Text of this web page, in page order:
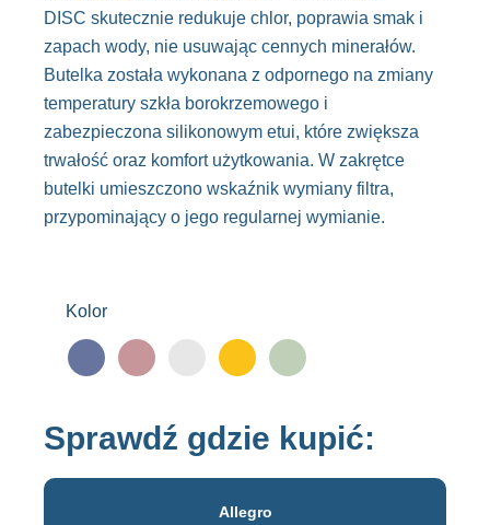
DISC skutecznie redukuje chlor, poprawia smak i
zapach wody, nie usuwając cennych minerałów.
Butelka została wykonana z odpornego na zmiany
temperatury szkła borokrzemowego i
zabezpieczona silikonowym etui, które zwiększa
trwałość oraz komfort użytkowania. W zakrętce
butelki umieszczono wskaźnik wymiany filtra,
przypominający o jego regularnej wymianie.
Kolor
Sprawdź gdzie kupić:
Allegro